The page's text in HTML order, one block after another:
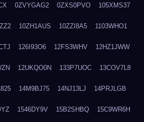
0ZVYGAG2 0ZXS0PVO 105XMS37
10ZH1AUS 10ZZI8A5 1103WHO1
126I93O6 12FS3WHV 12HZ1JWW
12UKQO0N 133P7UOC 13COV7L8
14M9BJ75 14NJ13LJ 14PRJLGB
1546DY9V 15B2SHBQ 15C9WR6H